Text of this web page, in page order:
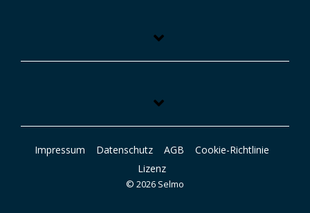
Impressum Datenschutz AGB
Cookie-Richtlinie
Lizenz
© 2026 Selmo